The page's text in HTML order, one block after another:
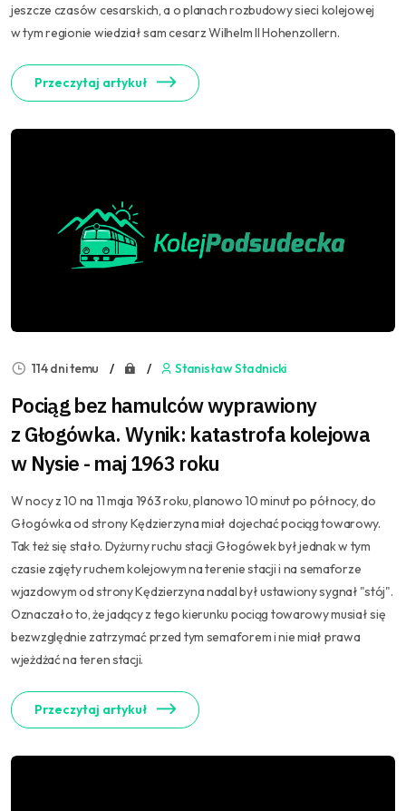
jeszcze czasów cesarskich, a o planach rozbudowy sieci kolejowej
w tym regionie wiedział sam cesarz Wilhelm II Hohenzollern.
Przeczytaj artykuł
114 dni temu Stanisław Stadnicki
Pociąg bez hamulców wyprawiony
z Głogówka. Wynik: katastrofa kolejowa
w Nysie - maj 1963 roku
W nocy z 10 na 11 maja 1963 roku, planowo 10 minut po północy, do
Głogówka od strony Kędzierzyna miał dojechać pociąg towarowy.
Tak też się stało. Dyżurny ruchu stacji Głogówek był jednak w tym
czasie zajęty ruchem kolejowym na terenie stacji i na semaforze
wjazdowym od strony Kędzierzyna nadal był ustawiony sygnał "stój".
Oznaczało to, że jadący z tego kierunku pociąg towarowy musiał się
bezwzględnie zatrzymać przed tym semaforem i nie miał prawa
wjeżdżać na teren stacji.
Przeczytaj artykuł